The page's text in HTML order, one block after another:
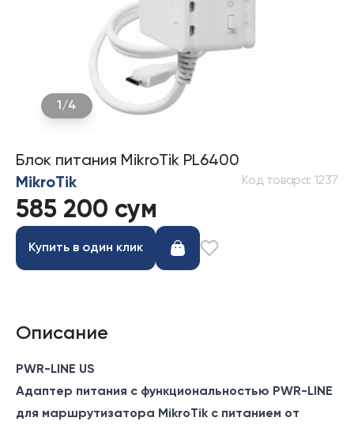
1 /4
Блок питания MikroTik PL6400
MikroTik
Код товара: 1237
585 200 сум
Купить в один клик
Описание
PWR-LINE US
Адаптер питания с функциональностью PWR-LINE
для маршрутизатора MikroTik с питанием от